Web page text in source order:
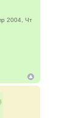
2004, Чт